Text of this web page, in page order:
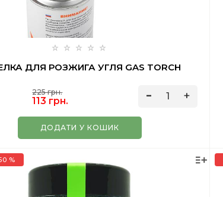
ДЛЯ РОЗЖИГА УГЛЯ GAS TORCH
225 грн.
113 грн.
ДОДАТИ У КОШИК
%